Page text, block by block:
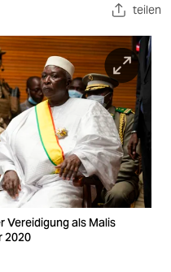
teilen
Vereidigung als Malis
2020